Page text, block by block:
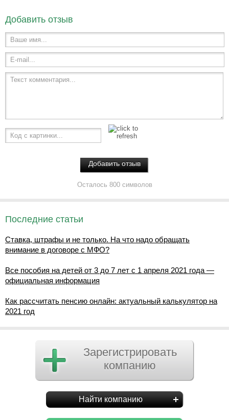
Добавить отзыв
Ваше имя...
E-mail...
Текст комментария...
Код с картинки...
Осталось 800 символов
Последние статьи
Ставка, штрафы и не только. На что надо обращать
внимание в договоре с МФО?
Все пособия на детей от 3 до 7 лет с 1 апреля 2021 года —
официальная информация
Как рассчитать пенсию онлайн: актуальный калькулятор на
2021 год
Зарегистрировать
компанию
Найти компанию